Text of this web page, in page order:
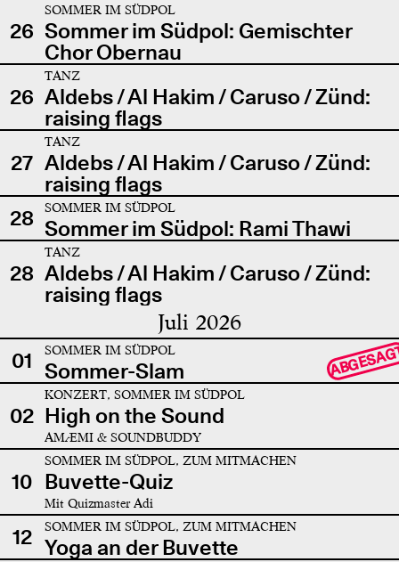
26
SOMMER IM SÜDPOL
Sommer im Südpol: Gemischter
Chor Obernau
26
TANZ
Aldebs / Al Hakim / Caruso / Zünd:
raising flags
27
TANZ
Aldebs / Al Hakim / Caruso / Zünd:
raising flags
28
SOMMER IM SÜDPOL
Sommer im Südpol: Rami Thawi
28
TANZ
Aldebs / Al Hakim / Caruso / Zünd:
raising flags
Juli 2026
01 SOMMER IM SÜDPOL
Sommer-Slam
02
KONZERT, SOMMER IM SÜDPOL
High on the Sound
AMÆMI & SOUNDBUDDY
10
SOMMER IM SÜDPOL, ZUM MITMACHEN
Buvette-Quiz
Mit Quizmaster Adi
12 SOMMER IM SÜDPOL, ZUM MITMACHEN
Yoga an der Buvette